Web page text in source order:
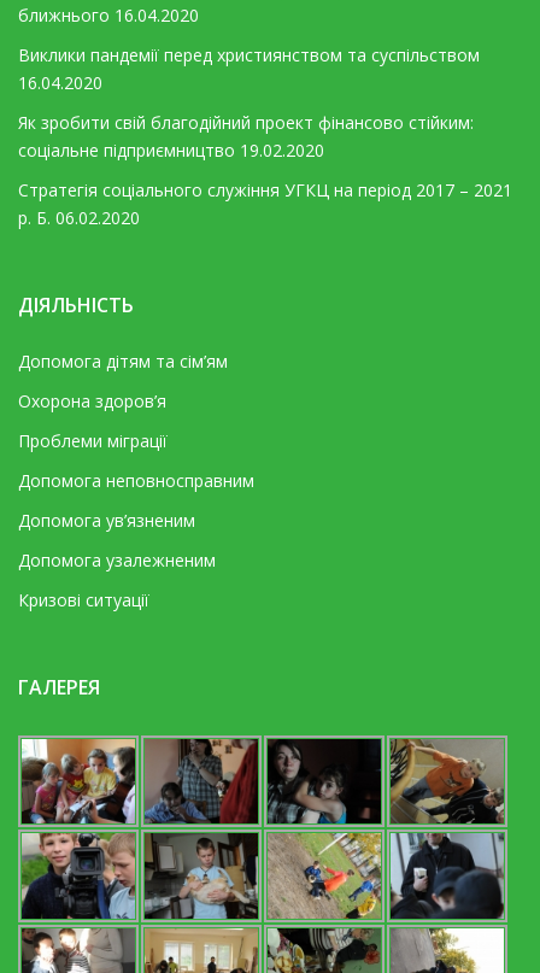
ближнього 16.04.2020
Виклики пандемії перед християнством та суспільством
16.04.2020
Як зробити свій благодійний проект фінансово стійким:
соціальне підприємництво 19.02.2020
Стратегія соціального служіння УГКЦ на період 2017 – 2021
р. Б. 06.02.2020
ДІЯЛЬНІСТЬ
Допомога дітям та сім’ям
Охорона здоров’я
Проблеми міграції
Допомога неповносправним
Допомога ув’язненим
Допомога узалежненим
Кризові ситуації
ГАЛЕРЕЯ